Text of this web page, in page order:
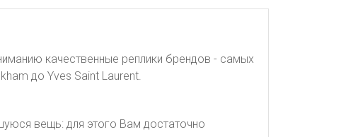
качественные реплики брендов - самых
до Yves Saint Laurent.
вещь: для этого Вам достаточно